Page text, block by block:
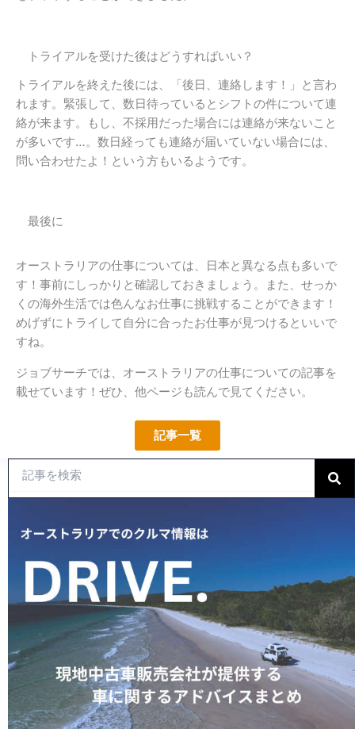
トライアルを受けた後はどうすればいい？
トライアルを終えた後には、「後日、連絡します！」と言わ
れます。緊張して、数日待っているとシフトの件について連
絡が来ます。もし、不採用だった場合には連絡が来ないこと
が多いです…。数日経っても連絡が届いていない場合には、
問い合わせたよ！という方もいるようです。
最後に
オーストラリアの仕事については、日本と異なる点も多いで
す！事前にしっかりと確認しておきましょう。また、せっか
くの海外生活では色んなお仕事に挑戦することができます！
めげずにトライして自分に合ったお仕事が見つけるといいで
すね。
ジョブサーチでは、オーストラリアの仕事についての記事を
載せています！ぜひ、他ページも読んで見てください。
記事一覧
Search